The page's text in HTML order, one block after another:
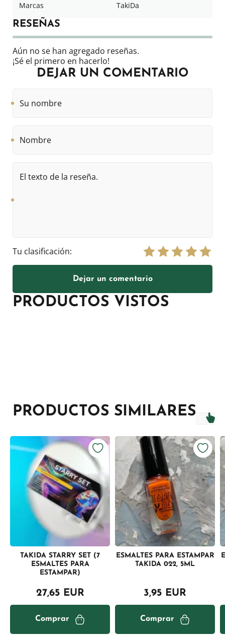
Marcas TakiDa
RESEÑAS
Aún no se han agregado reseñas.
¡Sé el primero en hacerlo!
DEJAR UN COMENTARIO
nombre
texto
la
Tu clasificación:
Dejar un comentario
PRODUCTOS VISTOS
PRODUCTOS SIMILARES
TAKIDA STARRY SET (7
ESMALTES PARA
ESTAMPAR)
27,65 EUR
Comprar
ESMALTES PARA ESTAMPAR
TAKIDA 022, 5ML
3,95 EUR
Comprar